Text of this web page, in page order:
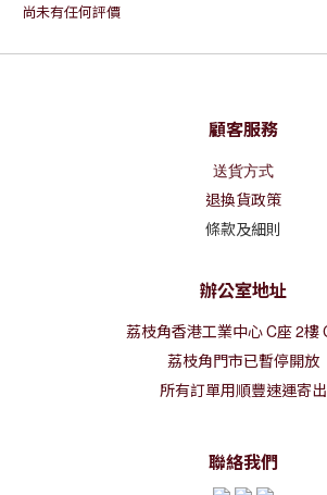
尚未有任何評價
顧客服務
送貨方式
退換貨政策
條款及細則
辦公室地址
荔枝角香港工業中心C座2樓
荔枝角門市已暫停開放
所有訂單用順豐速運寄出
聯絡我們